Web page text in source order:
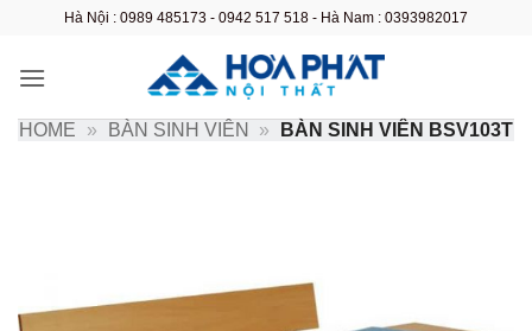
nội
Hà Nội : 0989 485173 - 0942 517 518 - Hà Nam : 0393982017
HOME » BÀN SINH VIÊN » BÀN SINH VIÊN BSV103T